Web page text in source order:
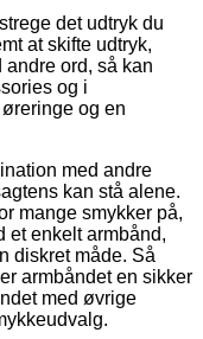
det udtryk du
at skifte udtryk,
ord, så kan
og i
og en
med andre
kan stå alene.
mange smykker på,
et enkelt armbånd,
diskret måde. Så
armbåndet en sikker
med øvrige